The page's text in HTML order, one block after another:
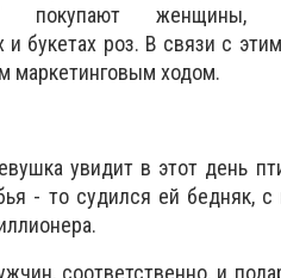
покупают
букетах роз. В связи с
маркетинговым ходом.
увидит в этот день
- то судился ей бедняк,